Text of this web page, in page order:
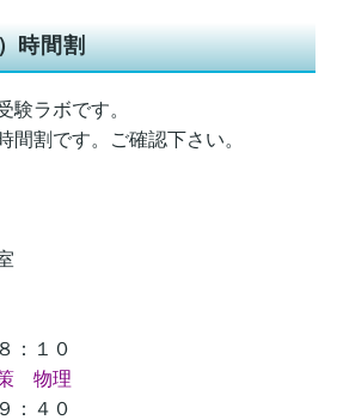
時間割
験ラボです。
間割です。ご確認下さい。
１０
物理
４０